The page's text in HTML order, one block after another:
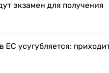
экзамен для получения
ЕС усугубляется: